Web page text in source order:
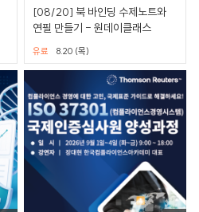
[08/20] 북 바인딩 수제노트와
연필 만들기 - 원데이클래스
8.20 (목)
유료